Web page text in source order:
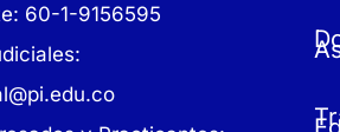
60-1-9156595